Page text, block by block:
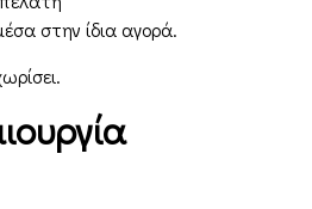
στην ίδια αγορά.